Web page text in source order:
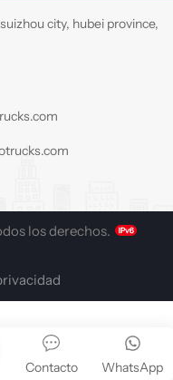
city, hubei province,
los derechos.
WhatsApp
Contacto